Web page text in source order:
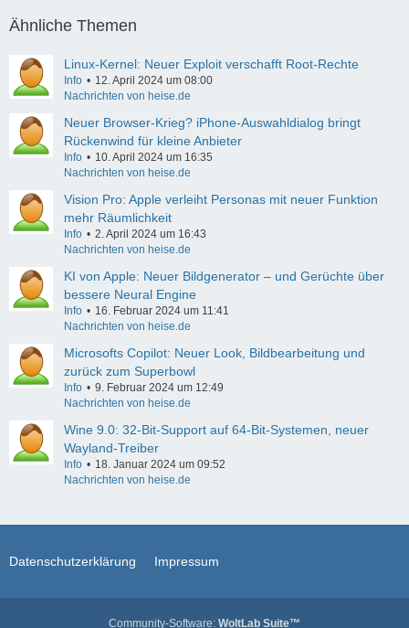
Ähnliche Themen
Linux-Kernel: Neuer Exploit verschafft Root-Rechte
Info
12. April 2024 um 08:00
Nachrichten von heise.de
Neuer Browser-Krieg? iPhone-Auswahldialog bringt
Rückenwind für kleine Anbieter
Info
10. April 2024 um 16:35
Nachrichten von heise.de
Vision Pro: Apple verleiht Personas mit neuer Funktion
mehr Räumlichkeit
Info
2. April 2024 um 16:43
Nachrichten von heise.de
KI von Apple: Neuer Bildgenerator – und Gerüchte über
bessere Neural Engine
Info
16. Februar 2024 um 11:41
Nachrichten von heise.de
Microsofts Copilot: Neuer Look, Bildbearbeitung und
zurück zum Superbowl
Info
9. Februar 2024 um 12:49
Nachrichten von heise.de
Wine 9.0: 32-Bit-Support auf 64-Bit-Systemen, neuer
Wayland-Treiber
Info
18. Januar 2024 um 09:52
Nachrichten von heise.de
Datenschutzerklärung Impressum
Community-Software: WoltLab Suite™